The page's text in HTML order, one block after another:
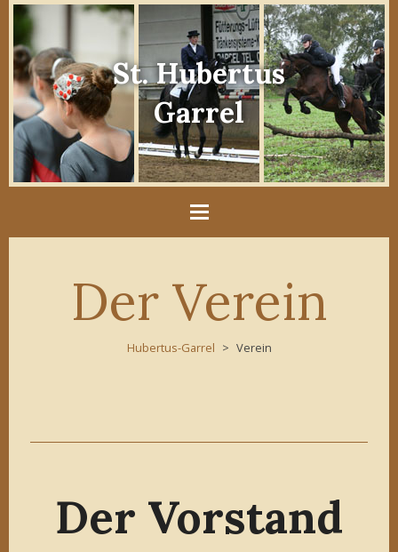
St. Hubertus
Garrel
Der Verein
Hubertus-Garrel Verein
Der Vorstand